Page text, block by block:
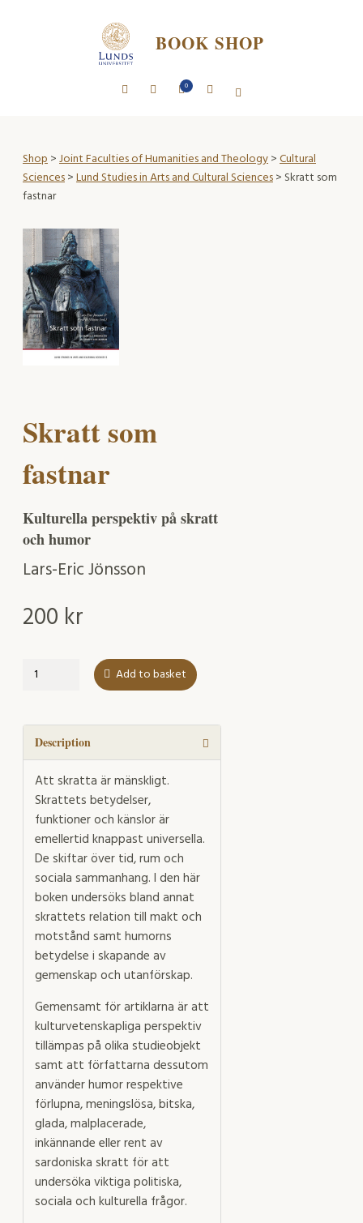
BOOK SHOP
0
Shop>Joint Faculties of Humanities and Theology>Cultural
Sciences>Lund Studies in Arts and Cultural Sciences> Skratt som
fastnar
Skratt som
fastnar
Kulturella perspektiv på skratt
och humor
Lars-Eric Jönsson
200 kr
Skratt
quantity
Add to basket
Description
Att skratta är mänskligt.
Skrattets betydelser,
funktioner och känslor är
emellertid knappast universella.
De skiftar över tid, rum och
sociala sammanhang. I den här
boken undersöks bland annat
skrattets relation till makt och
motstånd samt humorns
betydelse i skapande av
gemenskap och utanförskap.
Gemensamt för artiklarna är att
kulturvetenskapliga perspektiv
tillämpas på olika studieobjekt
samt att författarna dessutom
använder humor respektive
förlupna, meningslösa, bitska,
glada, malplacerade,
inkännande eller rent av
sardoniska skratt för att
undersöka viktiga politiska,
sociala och kulturella frågor.